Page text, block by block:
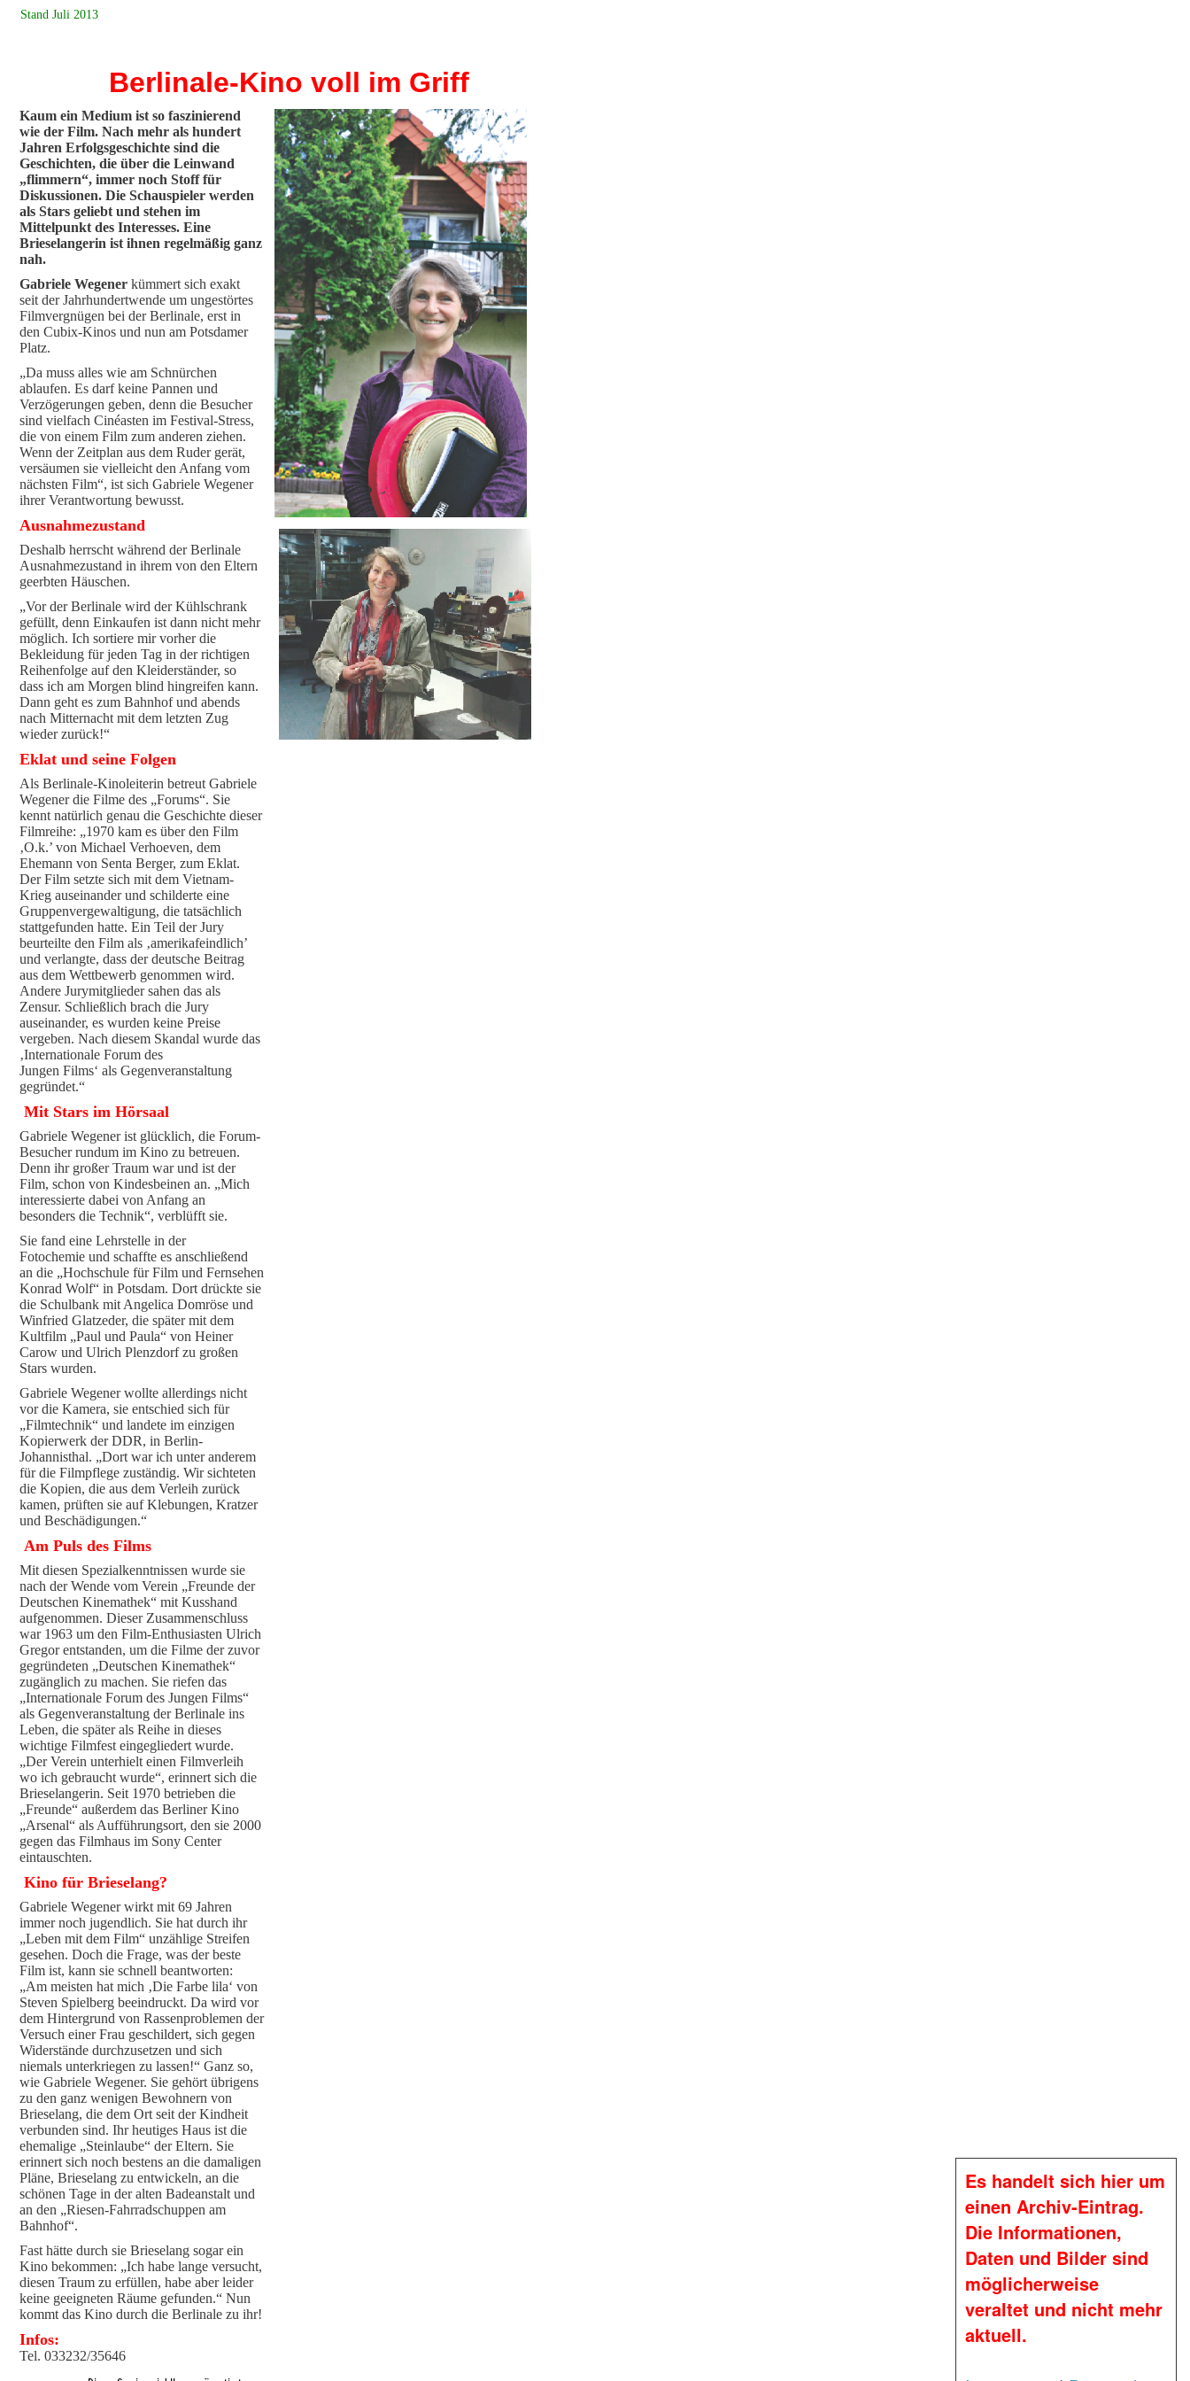
Kaum ein Medium ist so faszinierend
wie der Film. Nach mehr als hundert
Jahren Erfolgsgeschichte sind die
Geschichten, die über die Leinwand
„flimmern“, immer noch Stoff für
Diskussionen. Die Schauspieler werden
als Stars geliebt und stehen im
Mittelpunkt des Interesses. Eine
Brieselangerin ist ihnen regelmäßig ganz
nah.
Gabriele Wegener kümmert sich exakt
seit der Jahrhundertwende um ungestörtes
Filmvergnügen bei der Berlinale, erst in
den Cubix-Kinos und nun am Potsdamer
Platz.
„Da muss alles wie am Schnürchen
ablaufen. Es darf keine Pannen und
Verzögerungen geben, denn die Besucher
sind vielfach Cinéasten im Festival-Stress,
die von einem Film zum anderen ziehen.
Wenn der Zeitplan aus dem Ruder gerät,
versäumen sie vielleicht den Anfang vom
nächsten Film“, ist sich Gabriele Wegener
ihrer Verantwortung bewusst.
Ausnahmezustand
Deshalb herrscht während der Berlinale
Ausnahmezustand in ihrem von den Eltern
geerbten Häuschen.
„Vor der Berlinale wird der Kühlschrank
gefüllt, denn Einkaufen ist dann nicht mehr
möglich. Ich sortiere mir vorher die
Bekleidung für jeden Tag in der richtigen
Reihenfolge auf den Kleiderständer, so
dass ich am Morgen blind hingreifen kann.
Dann geht es zum Bahnhof und abends
nach Mitternacht mit dem letzten Zug
wieder zurück!“
Eklat und seine Folgen
Als Berlinale-Kinoleiterin betreut Gabriele
Wegener die Filme des „Forums“. Sie
kennt natürlich genau die Geschichte dieser
Filmreihe: „1970 kam es über den Film
‚O.k.’ von Michael Verhoeven, dem
Ehemann von Senta Berger, zum Eklat.
Der Film setzte sich mit dem Vietnam-
Krieg auseinander und schilderte eine
Gruppenvergewaltigung, die tatsächlich
stattgefunden hatte. Ein Teil der Jury
beurteilte den Film als ‚amerikafeindlich’
und verlangte, dass der deutsche Beitrag
aus dem Wettbewerb genommen wird.
Andere Jurymitglieder sahen das als
Zensur. Schließlich brach die Jury
auseinander, es wurden keine Preise
vergeben. Nach diesem Skandal wurde das
‚Internationale Forum des
Jungen Films‘ als Gegenveranstaltung
gegründet.“
Mit Stars im Hörsaal
Gabriele Wegener ist glücklich, die Forum-
Besucher rundum im Kino zu betreuen.
Denn ihr großer Traum war und ist der
Film, schon von Kindesbeinen an. „Mich
interessierte dabei von Anfang an
besonders die Technik“, verblüfft sie.
Sie fand eine Lehrstelle in der
Fotochemie und schaffte es anschließend
an die „Hochschule für Film und Fernsehen
Konrad Wolf“ in Potsdam. Dort drückte sie
die Schulbank mit Angelica Domröse und
Winfried Glatzeder, die später mit dem
Kultfilm „Paul und Paula“ von Heiner
Carow und Ulrich Plenzdorf zu großen
Stars wurden.
Gabriele Wegener wollte allerdings nicht
vor die Kamera, sie entschied sich für
„Filmtechnik“ und landete im einzigen
Kopierwerk der DDR, in Berlin-
Johannisthal. „Dort war ich unter anderem
für die Filmpflege zuständig. Wir sichteten
die Kopien, die aus dem Verleih zurück
kamen, prüften sie auf Klebungen, Kratzer
und Beschädigungen.“
Am Puls des Films
Mit diesen Spezialkenntnissen wurde sie
nach der Wende vom Verein „Freunde der
Deutschen Kinemathek“ mit Kusshand
aufgenommen. Dieser Zusammenschluss
war 1963 um den Film-Enthusiasten Ulrich
Gregor entstanden, um die Filme der zuvor
gegründeten „Deutschen Kinemathek“
zugänglich zu machen. Sie riefen das
„Internationale Forum des Jungen Films“
als Gegenveranstaltung der Berlinale ins
Leben, die später als Reihe in dieses
wichtige Filmfest eingegliedert wurde.
„Der Verein unterhielt einen Filmverleih
wo ich gebraucht wurde“, erinnert sich die
Brieselangerin. Seit 1970 betrieben die
„Freunde“ außerdem das Berliner Kino
„Arsenal“ als Aufführungsort, den sie 2000
gegen das Filmhaus im Sony Center
eintauschten.
Kino für Brieselang?
Gabriele Wegener wirkt mit 69 Jahren
immer noch jugendlich. Sie hat durch ihr
„Leben mit dem Film“ unzählige Streifen
gesehen. Doch die Frage, was der beste
Film ist, kann sie schnell beantworten:
„Am meisten hat mich ‚Die Farbe lila‘ von
Steven Spielberg beeindruckt. Da wird vor
dem Hintergrund von Rassenproblemen der
Versuch einer Frau geschildert, sich gegen
Widerstände durchzusetzen und sich
niemals unterkriegen zu lassen!“ Ganz so,
wie Gabriele Wegener. Sie gehört übrigens
zu den ganz wenigen Bewohnern von
Brieselang, die dem Ort seit der Kindheit
verbunden sind. Ihr heutiges Haus ist die
ehemalige „Steinlaube“ der Eltern. Sie
erinnert sich noch bestens an die damaligen
Pläne, Brieselang zu entwickeln, an die
schönen Tage in der alten Badeanstalt und
an den „Riesen-Fahrradschuppen am
Bahnhof“.
Fast hätte durch sie Brieselang sogar ein
Kino bekommen: „Ich habe lange versucht,
diesen Traum zu erfüllen, habe aber leider
keine geeigneten Räume gefunden.“ Nun
kommt das Kino durch die Berlinale zu ihr!
Infos:
Tel. 033232/35646
Berlinale-Kino voll im Griff
Stand Juli 2013
Es handelt sich hier um
einen Archiv-Eintrag.
Die Informationen,
Daten und Bilder sind
möglicherweise
veraltet und nicht mehr
aktuell.